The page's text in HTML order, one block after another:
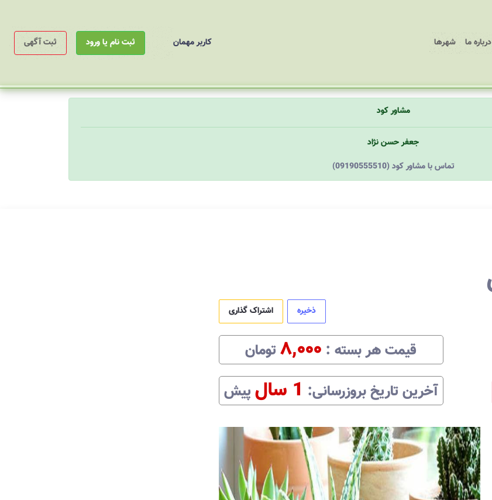
درباره ما شهرها کاربر مهمان ثبت نام یا ورود ثبت آگهی
مشاور کود
جعفر حسن نژاد
(09190555510) تماس با مشاور کود
ذخیره اشتراک گذاری
قیمت هربسته :‌ ۸,۰۰۰تومان
آخرین تاریخ بروزرسانی:‌ 1 سال پیش